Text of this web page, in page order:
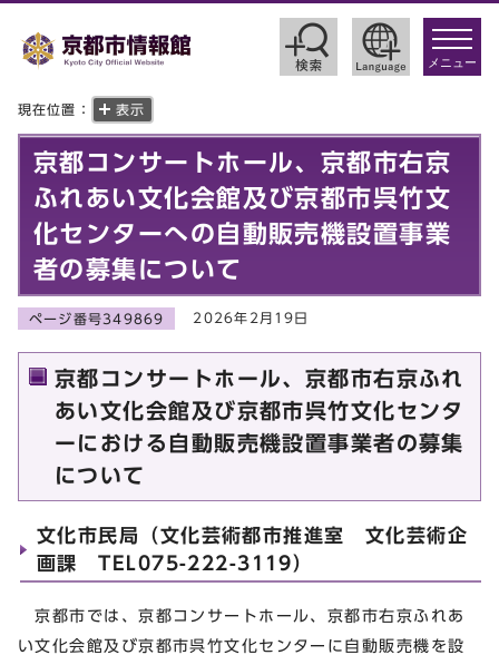
toggle
メニュー
現在位置： 表示
京都コンサートホール、京都市右京
ふれあい文化会館及び京都市呉竹文
化センターへの自動販売機設置事業
者の募集について
ページ番号349869 2026年2月19日
京都コンサートホール、京都市右京ふれ
あい文化会館及び京都市呉竹文化センタ
ーにおける自動販売機設置事業者の募集
について
文化市民局（文化芸術都市推進室 文化芸術企
画課 TEL075-222-3119）
京都市では、京都コンサートホール、京都市右京ふれあ
い文化会館及び京都市呉竹文化センターに自動販売機を設